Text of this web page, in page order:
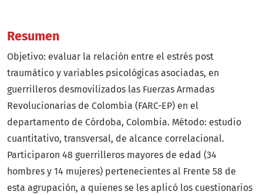
Resumen
Objetivo: evaluar la relación entre el estrés post
traumático y variables psicológicas asociadas, en
guerrilleros desmovilizados las Fuerzas Armadas
Revolucionarias de Colombia (FARC-EP) en el
departamento de Córdoba, Colombia. Método: estudio
cuantitativo, transversal, de alcance correlacional.
Participaron 48 guerrilleros mayores de edad (34
hombres y 14 mujeres) pertenecientes al Frente 58 de
esta agrupación, a quienes se les aplicó los cuestionarios